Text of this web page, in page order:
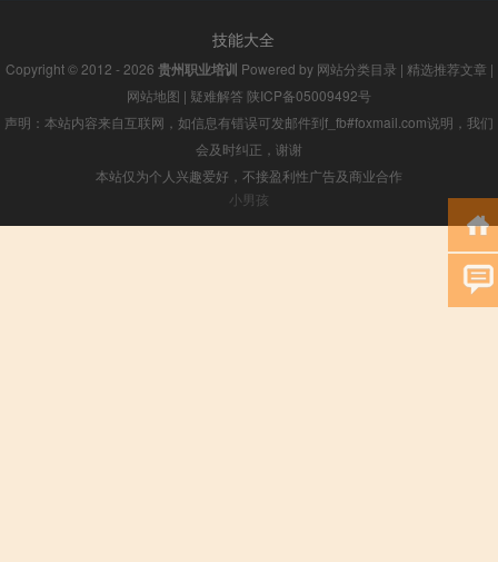
技能大全
Copyright © 2012 - 2026 贵州职业培训 Powered by 网站分类目录 | 精选推荐文章 |
网站地图 | 疑难解答 陕ICP备05009492号
声明：本站内容来自互联网，如信息有错误可发邮件到f_fb#foxmail.com说明，我们
会及时纠正，谢谢
本站仅为个人兴趣爱好，不接盈利性广告及商业合作
小男孩